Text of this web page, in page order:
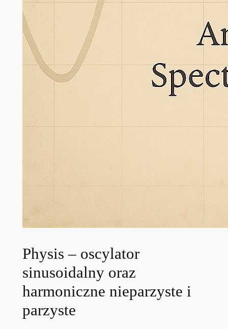
Physis – oscylator
sinusoidalny oraz
harmoniczne nieparzyste i
parzyste